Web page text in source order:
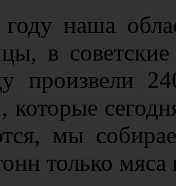
наша
в
произвели
которые
мы
только